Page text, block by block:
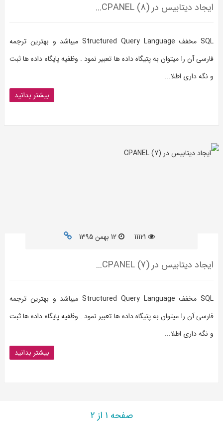
ایجاد دیتابیس در CPANEL (8)...
SQL مخفف Structured Query Language میباشد و بهترین ترجمه
فارسی آن را میتوان به پتیگاه داده ها تعبیر نمود . وظفیه پایگاه داده ها ثبت
و نگه داری اطلا...
بیشتر بدانید
12 بهمن 1395
ایجاد دیتابیس در CPANEL (7)...
SQL مخفف Structured Query Language میباشد و بهترین ترجمه
فارسی آن را میتوان به پتیگاه داده ها تعبیر نمود . وظفیه پایگاه داده ها ثبت
و نگه داری اطلا...
بیشتر بدانید
صفحه 1 از 2